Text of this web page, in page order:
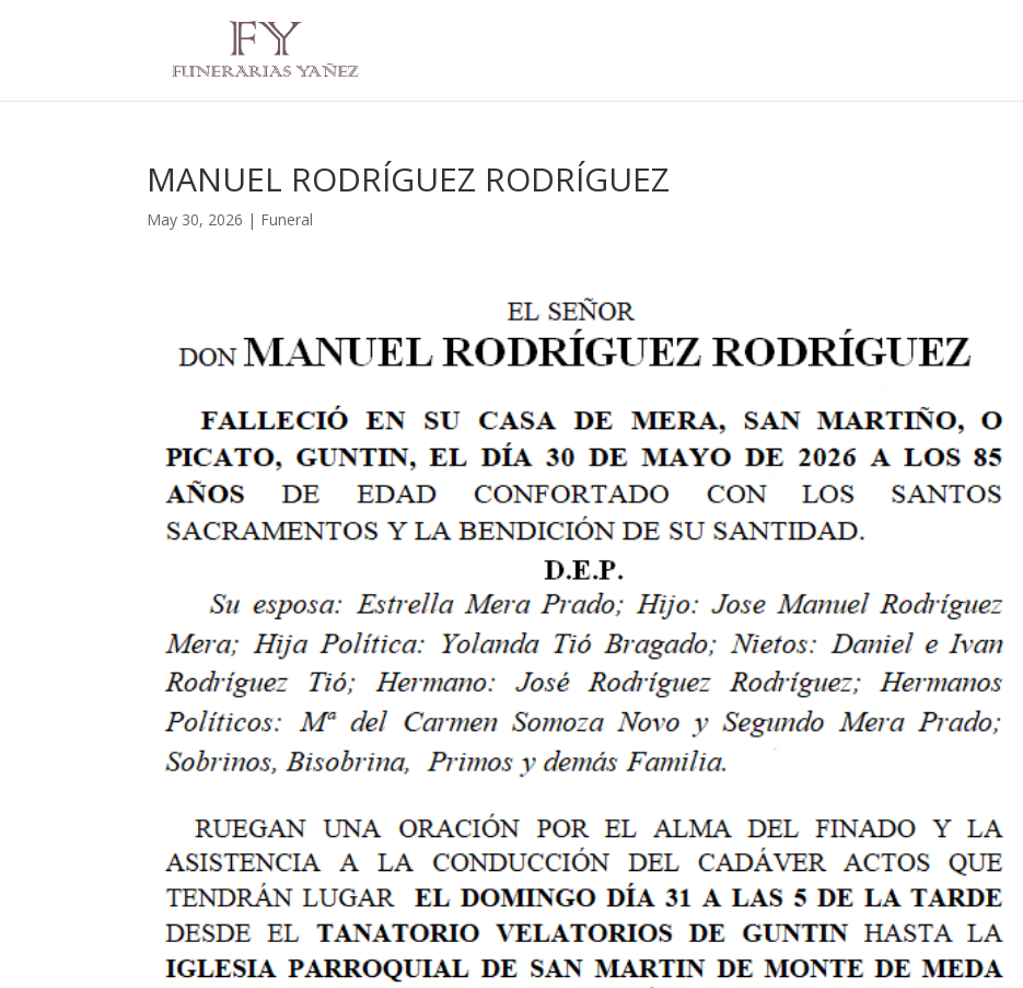
MANUEL RODRÍGUEZ RODRÍGUEZ
May 30, 2026 | Funeral